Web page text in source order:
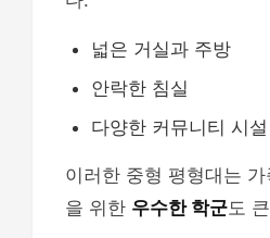
넓은 거실과 주방
안락한 침실
다양한 커뮤니티 시설
이러한 중형 평형대는
을 위한 우수한 학군도